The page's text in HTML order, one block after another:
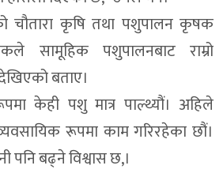
चौतारा कृषि तथा पशुपालन कृषक
सामूहिक पशुपालनबाट राम्रो
बताए।
केही पशु मात्र पाल्थ्यौं। अहिले
रूपमा काम गरिरहेका छौं।
पनि बढ्ने विश्वास छ,।